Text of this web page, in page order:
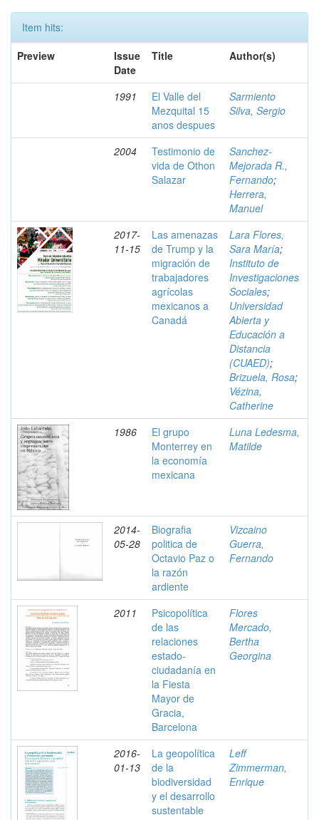
Item hits:
Preview
Issue
Date
Title Author(s)
1991
El Valle del
Mezquital 15
anos despues
Sarmiento
Silva, Sergio
2004
Testimonio de
vida de Othon
Salazar
Sanchez-
Mejorada R.,
Fernando;
Herrera,
Manuel
2017-
11-15
Las amenazas
de Trump y la
migración de
trabajadores
agrícolas
mexicanos a
Canadá
Lara Flores,
Sara María;
Instituto de
Investigaciones
Sociales;
Universidad
Abierta y
Educación a
Distancia
(CUAED);
Brizuela, Rosa;
Vézina,
Catherine
1986
El grupo
Monterrey en
la economía
mexicana
Luna Ledesma,
Matilde
2014-
05-28
Biografia
politica de
Octavio Paz o
la razón
ardiente
Vizcaino
Guerra,
Fernando
2011
Psicopolítica
de las
relaciones
estado-
ciudadanía en
la Fiesta
Mayor de
Gracia,
Barcelona
Flores
Mercado,
Bertha
Georgina
2016-
01-13
La geopolítica
de la
biodiversidad
y el desarrollo
sustentable
Leff
Zimmerman,
Enrique